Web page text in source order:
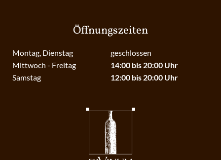
Öffnungszeiten
Montag, Dienstag
Mittwoch - Freitag
Samstag
geschlossen
14:00 bis 20:00 Uhr
12:00 bis 20:00 Uhr